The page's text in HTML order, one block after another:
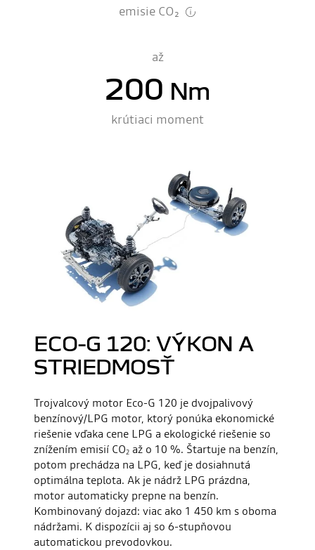
emisie CO₂
až
200 Nm
krútiaci moment
ECO-G 120: VÝKON A
STRIEDMOSŤ
Trojvalcový motor Eco-G 120 je dvojpalivový
benzínový/LPG motor, ktorý ponúka ekonomické
riešenie vďaka cene LPG a ekologické riešenie so
znížením emisií CO2 až o 10 %. Štartuje na benzín,
potom prechádza na LPG, keď je dosiahnutá
optimálna teplota. Ak je nádrž LPG prázdna,
motor automaticky prepne na benzín.
Kombinovaný dojazd: viac ako 1 450 km s oboma
nádržami. K dispozícii aj so 6-stupňovou
automatickou prevodovkou.